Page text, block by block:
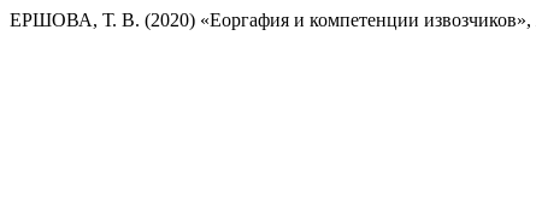
ЕРШОВА, Т. В. (2020) «Еоргафия и компетенции извозчиков»,